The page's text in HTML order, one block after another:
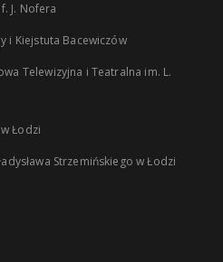
J. Nofera
i Kiejstuta Bacewiczów
Telewizyjna i Teatralna im. L.
Łodzi
Strzemińskiego w Łodzi